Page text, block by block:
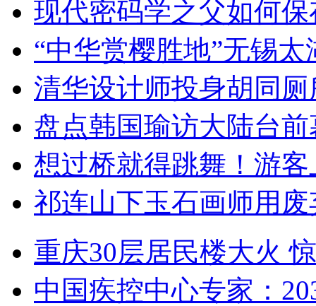
现代密码学之父如何
“中华赏樱胜地”无锡
清华设计师投身胡同
盘点韩国瑜访大陆台
想过桥就得跳舞！游客
祁连山下玉石画师用
重庆30层居民楼大火
中国疾控中心专家：